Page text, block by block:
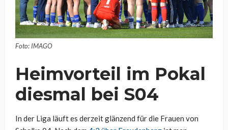
Foto: IMAGO
Heimvorteil im Pokal
diesmal bei S04
In der Liga läuft es derzeit glänzend für die Frauen von